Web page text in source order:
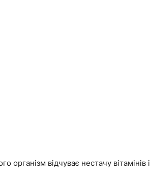
відчуває нестачу вітамінів і